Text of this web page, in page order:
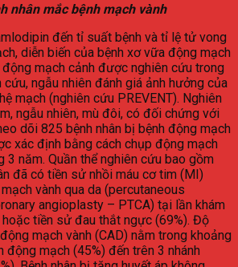
nhân mắc bệnh mạch vành
đến tỉ suất bệnh và tỉ lệ tử vong
diễn biến của bệnh xơ vữa động mạch
mạch cảnh được nghiên cứu trong
ngẫu nhiên đánh giá ảnh hưởng của
mạch (nghiên cứu PREVENT). Nghiên
ngẫu nhiên, mù đôi, có đối chứng với
dõi 825 bệnh nhân bị bệnh động mạch
xác định bằng cách chụp động mạch
3 năm. Quần thể nghiên cứu bao gồm
đã có tiền sử nhồi máu cơ tim (MI)
vành qua da (percutaneous
angioplasty – PTCA) tại lần khám
hoặc tiền sử đau thắt ngực (69%). Độ
mạch vành (CAD) nằm trong khoảng
động mạch (45%) đến trên 3 nhánh